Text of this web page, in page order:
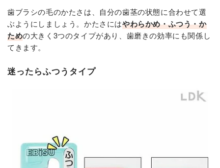
歯ブラシの毛のかたさは、自分の歯茎の状態に合わせて選
ぶようにしましょう。かたさにはやわらかめ・ふつう・か
ための大きく3つのタイプがあり、歯磨きの効率にも関係し
てきます。
迷ったらふつうタイプ